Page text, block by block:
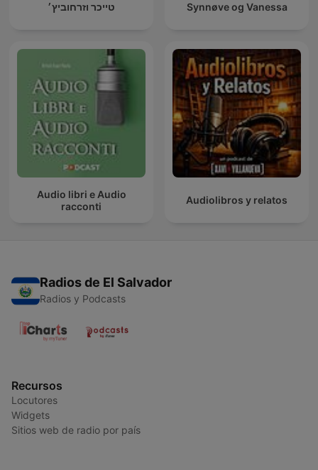
טייכר וזרחוביץ׳ Synnøve og Vanessa
Audio libri e Audio
racconti
Audiolibros y relatos
Radios de El Salvador
Radios y Podcasts
Recursos
Locutores
Widgets
Sitios web de radio por país